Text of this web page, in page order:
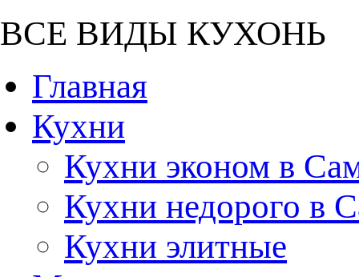
ВСЕ ВИДЫ КУХОНЬ
Главная
Кухни
Кухни эконом в
Кухни недорого в
Кухни элитные